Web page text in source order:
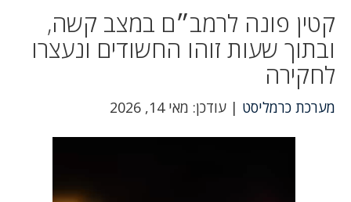
קטין פונה לרמב״ם במצב קשה,
ובתוך שעות זוהו החשודים ונעצרו
לחקירה
מערכת כרמליסט | עודכן: מאי 14, 2026